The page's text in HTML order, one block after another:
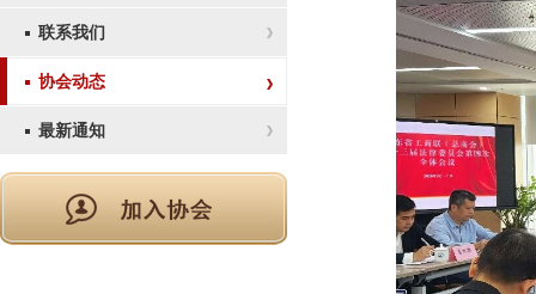
联系我们
协会动态
最新通知